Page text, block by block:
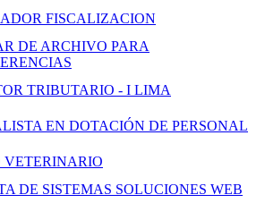
FISCALIZACION
DE ARCHIVO PARA
TRIBUTARIO - I LIMA
EN DOTACIÓN DE PERSONAL
VETERINARIO
DE SISTEMAS SOLUCIONES WEB